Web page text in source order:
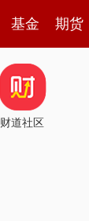
基金 期货
财道社区